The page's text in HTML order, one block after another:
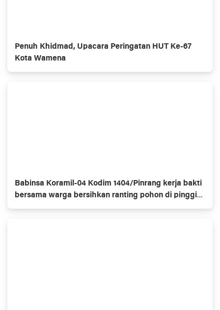
Penuh Khidmad, Upacara Peringatan HUT Ke-67
Kota Wamena
Babinsa Koramil-04 Kodim 1404/Pinrang kerja bakti
bersama warga bersihkan ranting pohon di pinggir
jalan